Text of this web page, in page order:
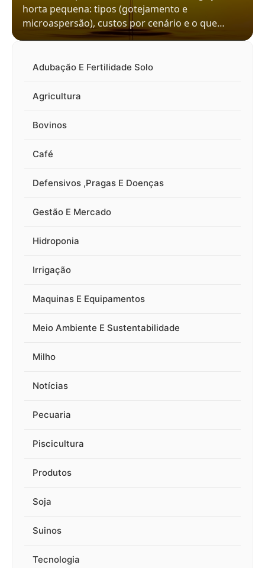
horta pequena: tipos (gotejamento e
microaspersão), custos por cenário e o que…
Adubação E Fertilidade Solo
Agricultura
Bovinos
Café
Defensivos ,Pragas E Doenças
Gestão E Mercado
Hidroponia
Irrigação
Maquinas E Equipamentos
Meio Ambiente E Sustentabilidade
Milho
Notícias
Pecuaria
Piscicultura
Produtos
Soja
Suinos
Tecnologia